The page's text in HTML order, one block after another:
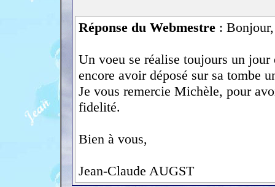
Réponse du Webmestre : Bonjour,
Un voeu se réalise toujours un jour
encore avoir déposé sur sa tombe
Je vous remercie Michèle, pour
fidelité.
Bien à vous,
Jean-Claude AUGST